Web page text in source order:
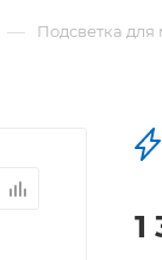
— Подсветка для
1